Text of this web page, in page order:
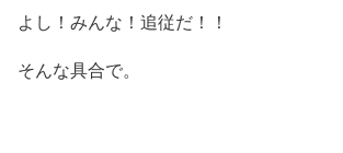
よし！みんな！追従だ！！
そんな具合で。